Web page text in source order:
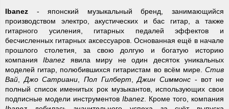
Ibanez - японский музыкальный бренд, занимающийся
производством электро, акустических и бас гитар, а также
гитарного усиления, гитарных педалей эффектов и
бесчисленных гитарных аксессуаров. Основанная ещё в начале
прошлого столетия, за свою долгую и богатую историю
компанияIbanez явила миру не один десяток уникальных
моделей гитар, полюбившихся гитаристам во всём мире. Стив
Вай
Джо Сатриани ,Пол Гилберт ,Джин Симмонс - вот не
полный список именитых рок музыкантов, использующих свои
подписные модели инструментов Ibanez . Кроме того, компания